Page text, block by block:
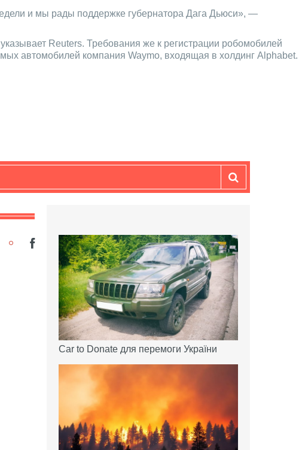
и мы рады поддержке губернатора Дага Дьюси», —
Reuters. Требования же к регистрации робомобилей
автомобилей компания Waymo, входящая в холдинг Alphabet.
Car to Donate для перемоги України